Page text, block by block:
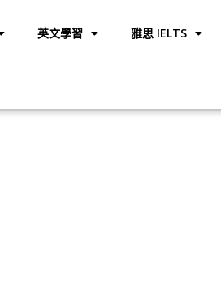
英文學習 雅思 IELTS